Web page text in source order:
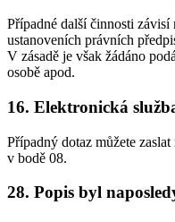
Případné další činnosti
ustanoveních právních
V zásadě je však žádáno
osobě apod.
16. Elektronická
Případný dotaz můžete
v bodě 08.
28. Popis byl